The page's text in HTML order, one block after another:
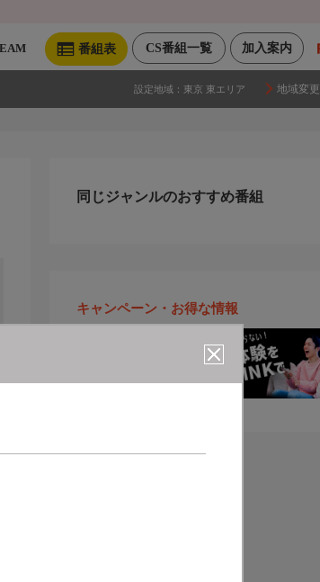
加入案内
CS番組一覧
番組表
設定地域： 東京 東エリア 地域変更
同じジャンルのおすすめ番組
キャンペーン・お得な情報